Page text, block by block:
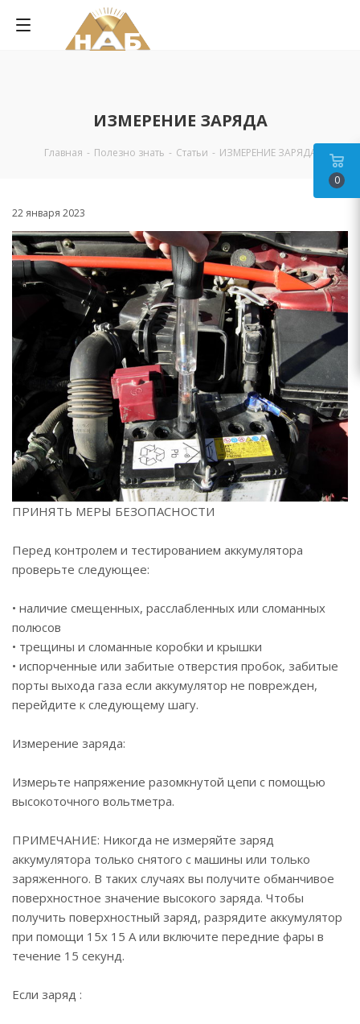
ИЗМЕРЕНИЕ ЗАРЯДА
Главная - Полезно знать - Статьи - ИЗМЕРЕНИЕ ЗАРЯДА
22 января 2023
ПРИНЯТЬ МЕРЫ БЕЗОПАСНОСТИ
Перед контролем и тестированием аккумулятора
проверьте следующее:
• наличие смещенных, расслабленных или сломанных
полюсов
• трещины и сломанные коробки и крышки
• испорченные или забитые отверстия пробок, забитые
порты выхода газа если аккумулятор не поврежден,
перейдите к следующему шагу.
Измерение заряда:
Измерьте напряжение разомкнутой цепи с помощью
высокоточного вольтметра.
ПРИМЕЧАНИЕ: Никогда не измеряйте заряд
аккумулятора только снятого с машины или только
заряженного. В таких случаях вы получите обманчивое
поверхностное значение высокого заряда. Чтобы
получить поверхностный заряд, разрядите аккумулятор
при помощи 15x 15 A или включите передние фары в
течение 15 секунд.
Если заряд :
0